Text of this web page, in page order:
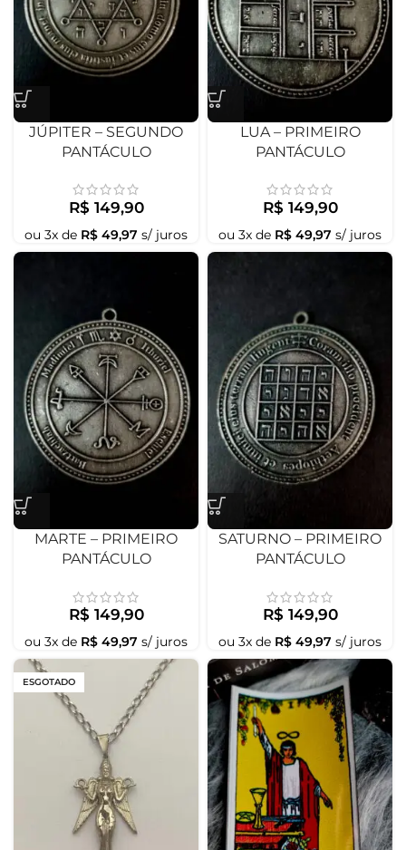
JÚPITER – SEGUNDO
PANTÁCULO
R$ 149,90
ou 3x de R$ 49,97 s/ juros
LUA – PRIMEIRO
PANTÁCULO
R$ 149,90
ou 3x de R$ 49,97 s/ juros
MARTE – PRIMEIRO
PANTÁCULO
R$ 149,90
ou 3x de R$ 49,97 s/ juros
SATURNO – PRIMEIRO
PANTÁCULO
R$ 149,90
ou 3x de R$ 49,97 s/ juros
ESGOTADO